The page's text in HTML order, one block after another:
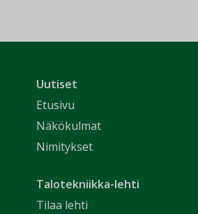
Uutiset
Etusivu
Näkökulmat
Nimitykset
Talotekniikka-lehti
Tilaa lehti